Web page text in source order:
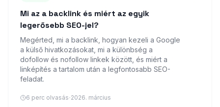
Mi az a backlink és miért az egyik
legerősebb SEO-jel?
Megérted, mi a backlink, hogyan kezeli a Google
a külső hivatkozásokat, mi a különbség a
dofollow és nofollow linkek között, és miért a
linképítés a tartalom után a legfontosabb SEO-
feladat.
6 perc olvasás·2026. március